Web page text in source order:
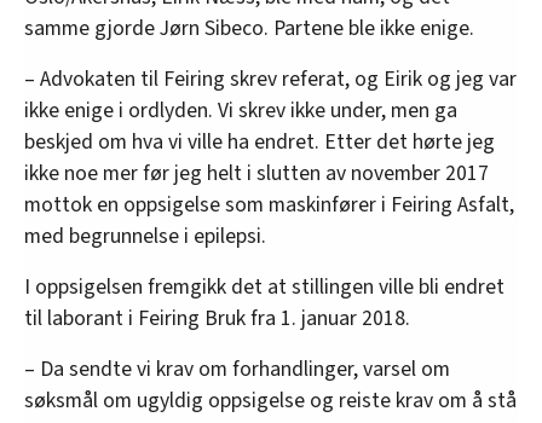
samme gjorde Jørn Sibeco. Partene ble ikke enige.
– Advokaten til Feiring skrev referat, og Eirik og jeg var
ikke enige i ordlyden. Vi skrev ikke under, men ga
beskjed om hva vi ville ha endret. Etter det hørte jeg
ikke noe mer før jeg helt i slutten av november 2017
mottok en oppsigelse som maskinfører i Feiring Asfalt,
med begrunnelse i epilepsi.
I oppsigelsen fremgikk det at stillingen ville bli endret
til laborant i Feiring Bruk fra 1. januar 2018.
– Da sendte vi krav om forhandlinger, varsel om
søksmål om ugyldig oppsigelse og reiste krav om å stå